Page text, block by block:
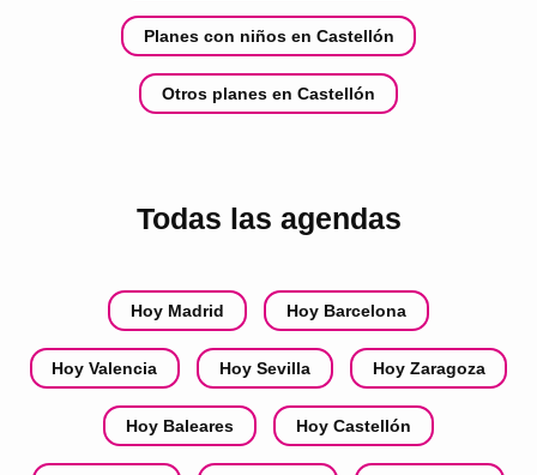
Planes con niños en Castellón
Otros planes en Castellón
Todas las agendas
Hoy Madrid Hoy Barcelona
Hoy Valencia Hoy Sevilla Hoy Zaragoza
Hoy Baleares Hoy Castellón